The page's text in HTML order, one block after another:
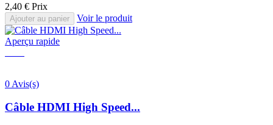
2,40 € Prix
Ajouter au panier Voir le produit
Aperçu rapide
0 Avis(s)
Câble HDMI High Speed...